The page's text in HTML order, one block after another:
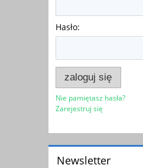
Hasło:
zaloguj się
Nie pamiętasz hasła?
Zarejestruj się
Newsletter